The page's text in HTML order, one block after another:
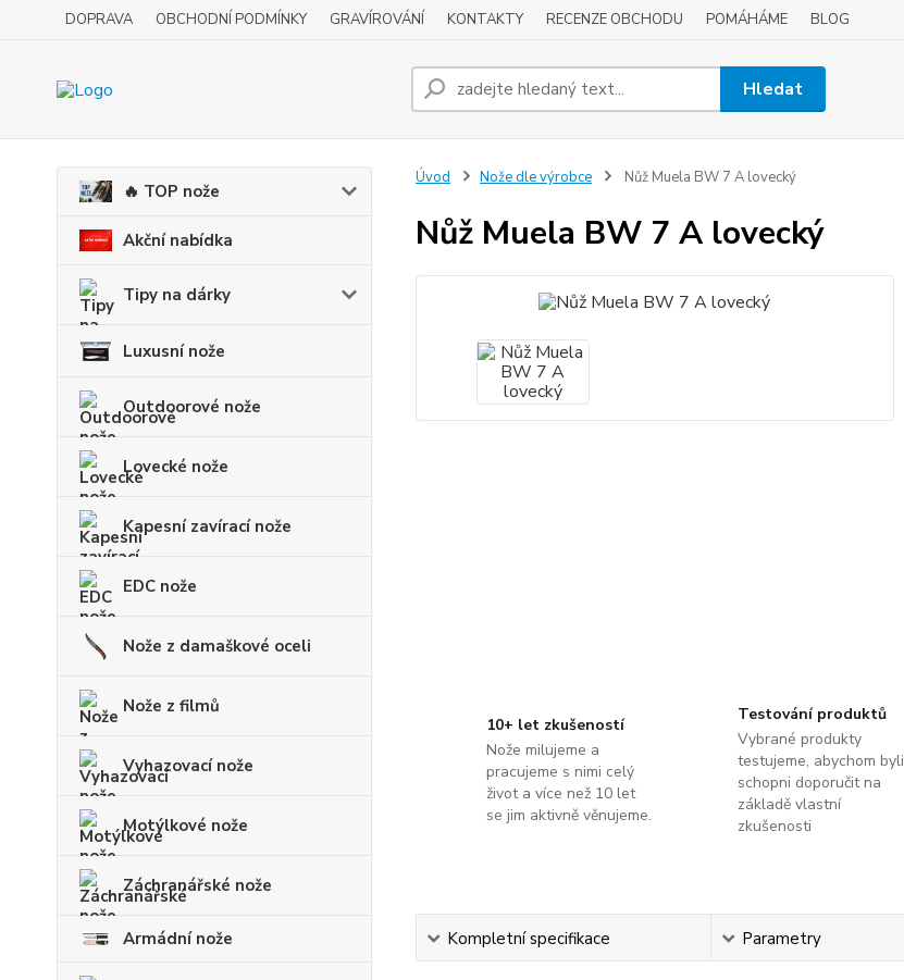
DOPRAVA OBCHODNÍ PODMÍNKY GRAVÍROVÁNÍ KONTAKTY RECENZE OBCHODU POMÁHÁME BLOG
Hledat
🔥 TOP nože
Akční nabídka
Tipy na dárky
Luxusní nože
Outdoorové nože
Lovecké nože
Kapesní zavírací nože
EDC nože
Nože z damaškové oceli
Nože z filmů
Vyhazovací nože
Motýlkové nože
Záchranářské nože
Armádní nože
Úvod Nože dle výrobce Nůž Muela BW 7 A lovecký
Nůž Muela BW 7 A lovecký
10+ let zkušeností
Nože milujeme a
pracujeme s nimi celý
život a více než 10 let
se jim aktivně věnujeme.
Testování produktů
Vybrané produkty
testujeme, abychom byli
schopni doporučit na
základě vlastní
zkušenosti
Kompletní specifikace Parametry